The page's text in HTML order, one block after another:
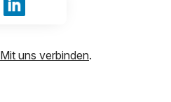
Anmelden mit LinkedIn
Mit uns verbinden.